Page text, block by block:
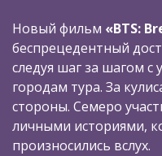
Новый фильм «BTS:
беспрецедентный
следуя шаг за шагом с
городам тура. За
стороны. Семеро
личными историями,
произносились вслух.